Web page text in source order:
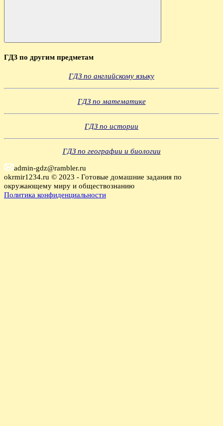
Поиск
ГДЗ по другим предметам
ГДЗ по английскому языку
ГДЗ по математике
ГДЗ по истории
ГДЗ по географии и биологии
admin-gdz@rambler.ru
okrmir1234.ru © 2023 - Готовые домашние задания по
окружающему миру и обществознанию
Политика конфиденциальности